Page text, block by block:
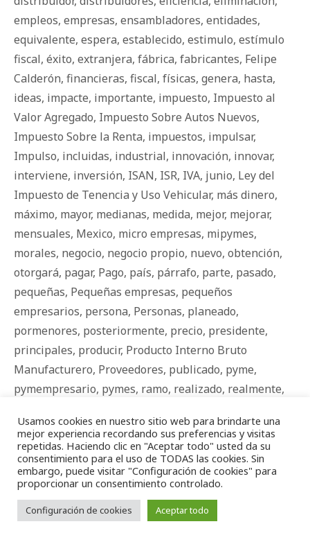
empleos, empresas, ensambladores, entidades,
equivalente, espera, establecido, estimulo, estímulo
fiscal, éxito, extranjera, fábrica, fabricantes, Felipe
Calderón, financieras, fiscal, físicas, genera, hasta,
ideas, impacte, importante, impuesto, Impuesto al
Valor Agregado, Impuesto Sobre Autos Nuevos,
Impuesto Sobre la Renta, impuestos, impulsar,
Impulso, incluidas, industrial, innovación, innovar,
interviene, inversión, ISAN, ISR, IVA, junio, Ley del
Impuesto de Tenencia y Uso Vehicular, más dinero,
máximo, mayor, medianas, medida, mejor, mejorar,
mensuales, Mexico, micro empresas, mipymes,
morales, negocio, negocio propio, nuevo, obtención,
otorgará, pagar, Pago, país, párrafo, parte, pasado,
pequeñas, Pequeñas empresas, pequeños
empresarios, persona, Personas, planeado,
pormenores, posteriormente, precio, presidente,
principales, producir, Producto Interno Bruto
Manufacturero, Proveedores, publicado, pyme,
pymempresario, pymes, ramo, realizado, realmente,
automotriz,señala,SMB, tendrá,tenencia,Tercer,
tips,usados,uso,valor,vehículos,vendedor, venta
vigor
MÁS
Usamos cookies en nuestro sitio web para brindarte una
mejor experiencia recordando sus preferencias y visitas
repetidas. Haciendo clic en "Aceptar todo" usted da su
consentimiento para el uso de TODAS las cookies. Sin
embargo, puede visitar "Configuración de cookies" para
proporcionar un consentimiento controlado.
Configuración de cookies Aceptar todo